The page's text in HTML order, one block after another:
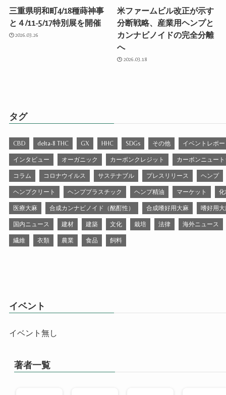
三重県明和町4/18種蒔神事
と４/11-5/17特別展を開催
2026.03.26
米ファームビル改正が示す
分断戦略、産業用ヘンプと
カンナビノイドの完全分離
へ
2026.03.18
タグ
CBD delta-8 THC GX HHC SDGs その他 イベントレポ
インタビュー オーガニック カーボンクレジット カーボンニュー
コラム コロナウイルス サステナブル プレスリリース ヘンプ
ヘンプクリート ヘンププラスチック ヘンプ精油 マーケット
医療大麻 合成カンナビノイド（酩酊性） 合成嗜好用大麻 嗜好用
国内ニュース 建材 建築 文化 栽培 法律 海外ニュース
繊維 衣類 農業 食品 飼料
イベント
イベント無し
著者一覧